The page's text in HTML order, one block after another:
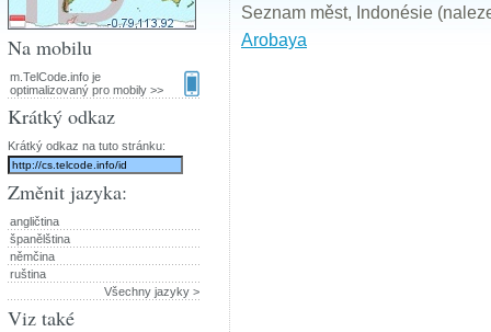
Seznam měst, Indonésie
Arobaya
Na mobilu
m.TelCode.info je
optimalizovaný pro mobily >>
Krátký odkaz
Krátký odkaz na tuto stránku:
Změnit jazyka:
angličtina
španělština
němčina
ruština
Všechny jazyky >
Viz také